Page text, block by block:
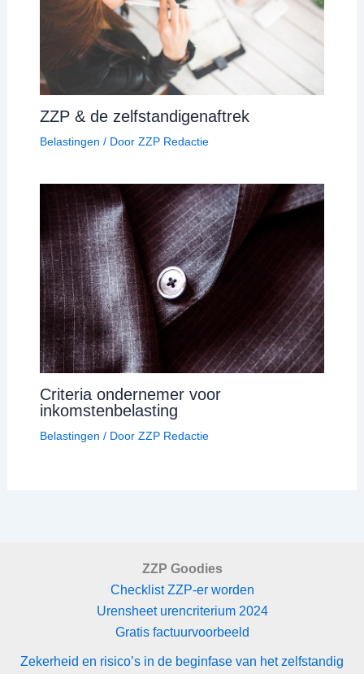
ZZP & de zelfstandigenaftrek
Belastingen / Door ZZP Redactie
Criteria ondernemer voor
inkomstenbelasting
Belastingen / Door ZZP Redactie
ZZP Goodies
Checklist ZZP-er worden
Urensheet urencriterium 2024
Gratis factuurvoorbeeld
Zekerheid en risico’s in de beginfase van het zelfstandig